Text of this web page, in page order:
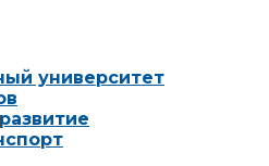
университет